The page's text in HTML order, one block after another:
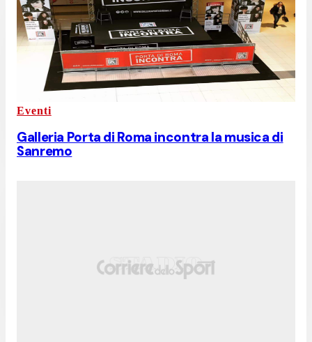
Eventi
Galleria Porta di Roma incontra la musica di
Sanremo